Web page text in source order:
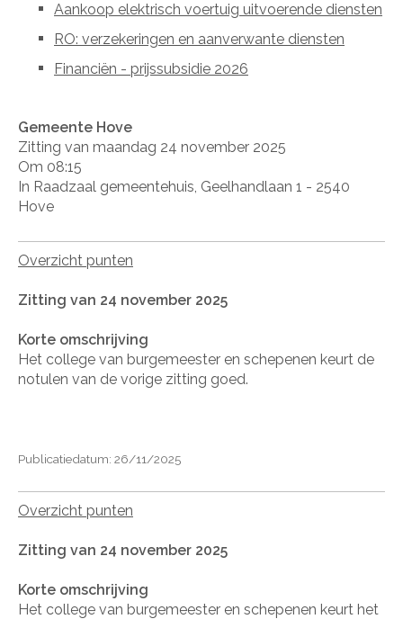
Aankoop elektrisch voertuig uitvoerende diensten
RO: verzekeringen en aanverwante diensten
Financiën - prijssubsidie 2026
Gemeente Hove
Zitting van maandag 24 november 2025
Om 08:15
In Raadzaal gemeentehuis, Geelhandlaan 1 - 2540
Hove
Overzicht punten
Zitting van 24 november 2025
Korte omschrijving
Het college van burgemeester en schepenen keurt de
notulen van de vorige zitting goed.
Publicatiedatum: 26/11/2025
Overzicht punten
Zitting van 24 november 2025
Korte omschrijving
Het college van burgemeester en schepenen keurt het